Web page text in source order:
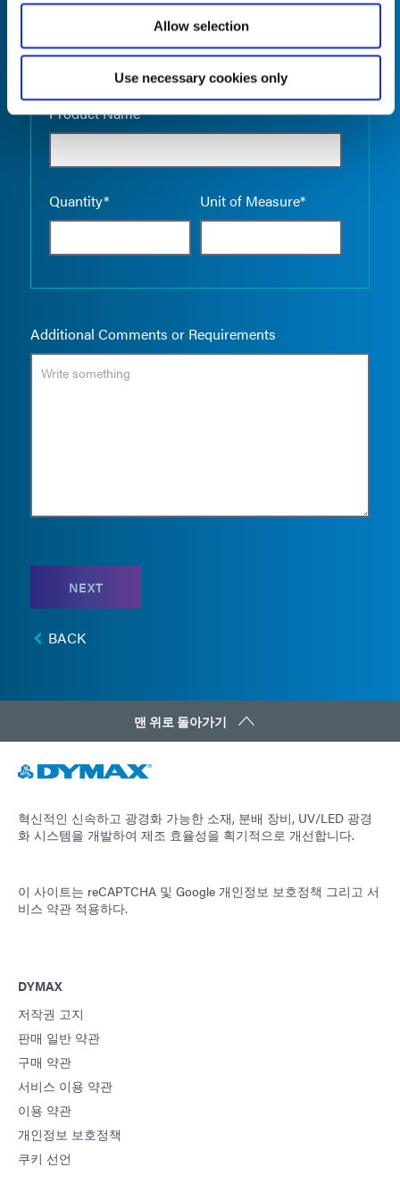
Allow selection
Use necessary cookies only
Product Name*
Quantity* Unit of Measure*
Empty
Additional Comments or Requirements
NEXT
BACK
맨 위로 돌아가기
혁신적인 신속하고 광경화 가능한 소재, 분배 장비, UV/LED 광경
화 시스템을 개발하여 제조 효율성을 획기적으로 개선합니다.
이 사이트는 reCAPTCHA 및 Google 개인정보 보호정책 그리고 서
비스 약관 적용하다.
DYMAX
저작권 고지
판매 일반 약관
구매 약관
서비스 이용 약관
이용 약관
개인정보 보호정책
쿠키 선언